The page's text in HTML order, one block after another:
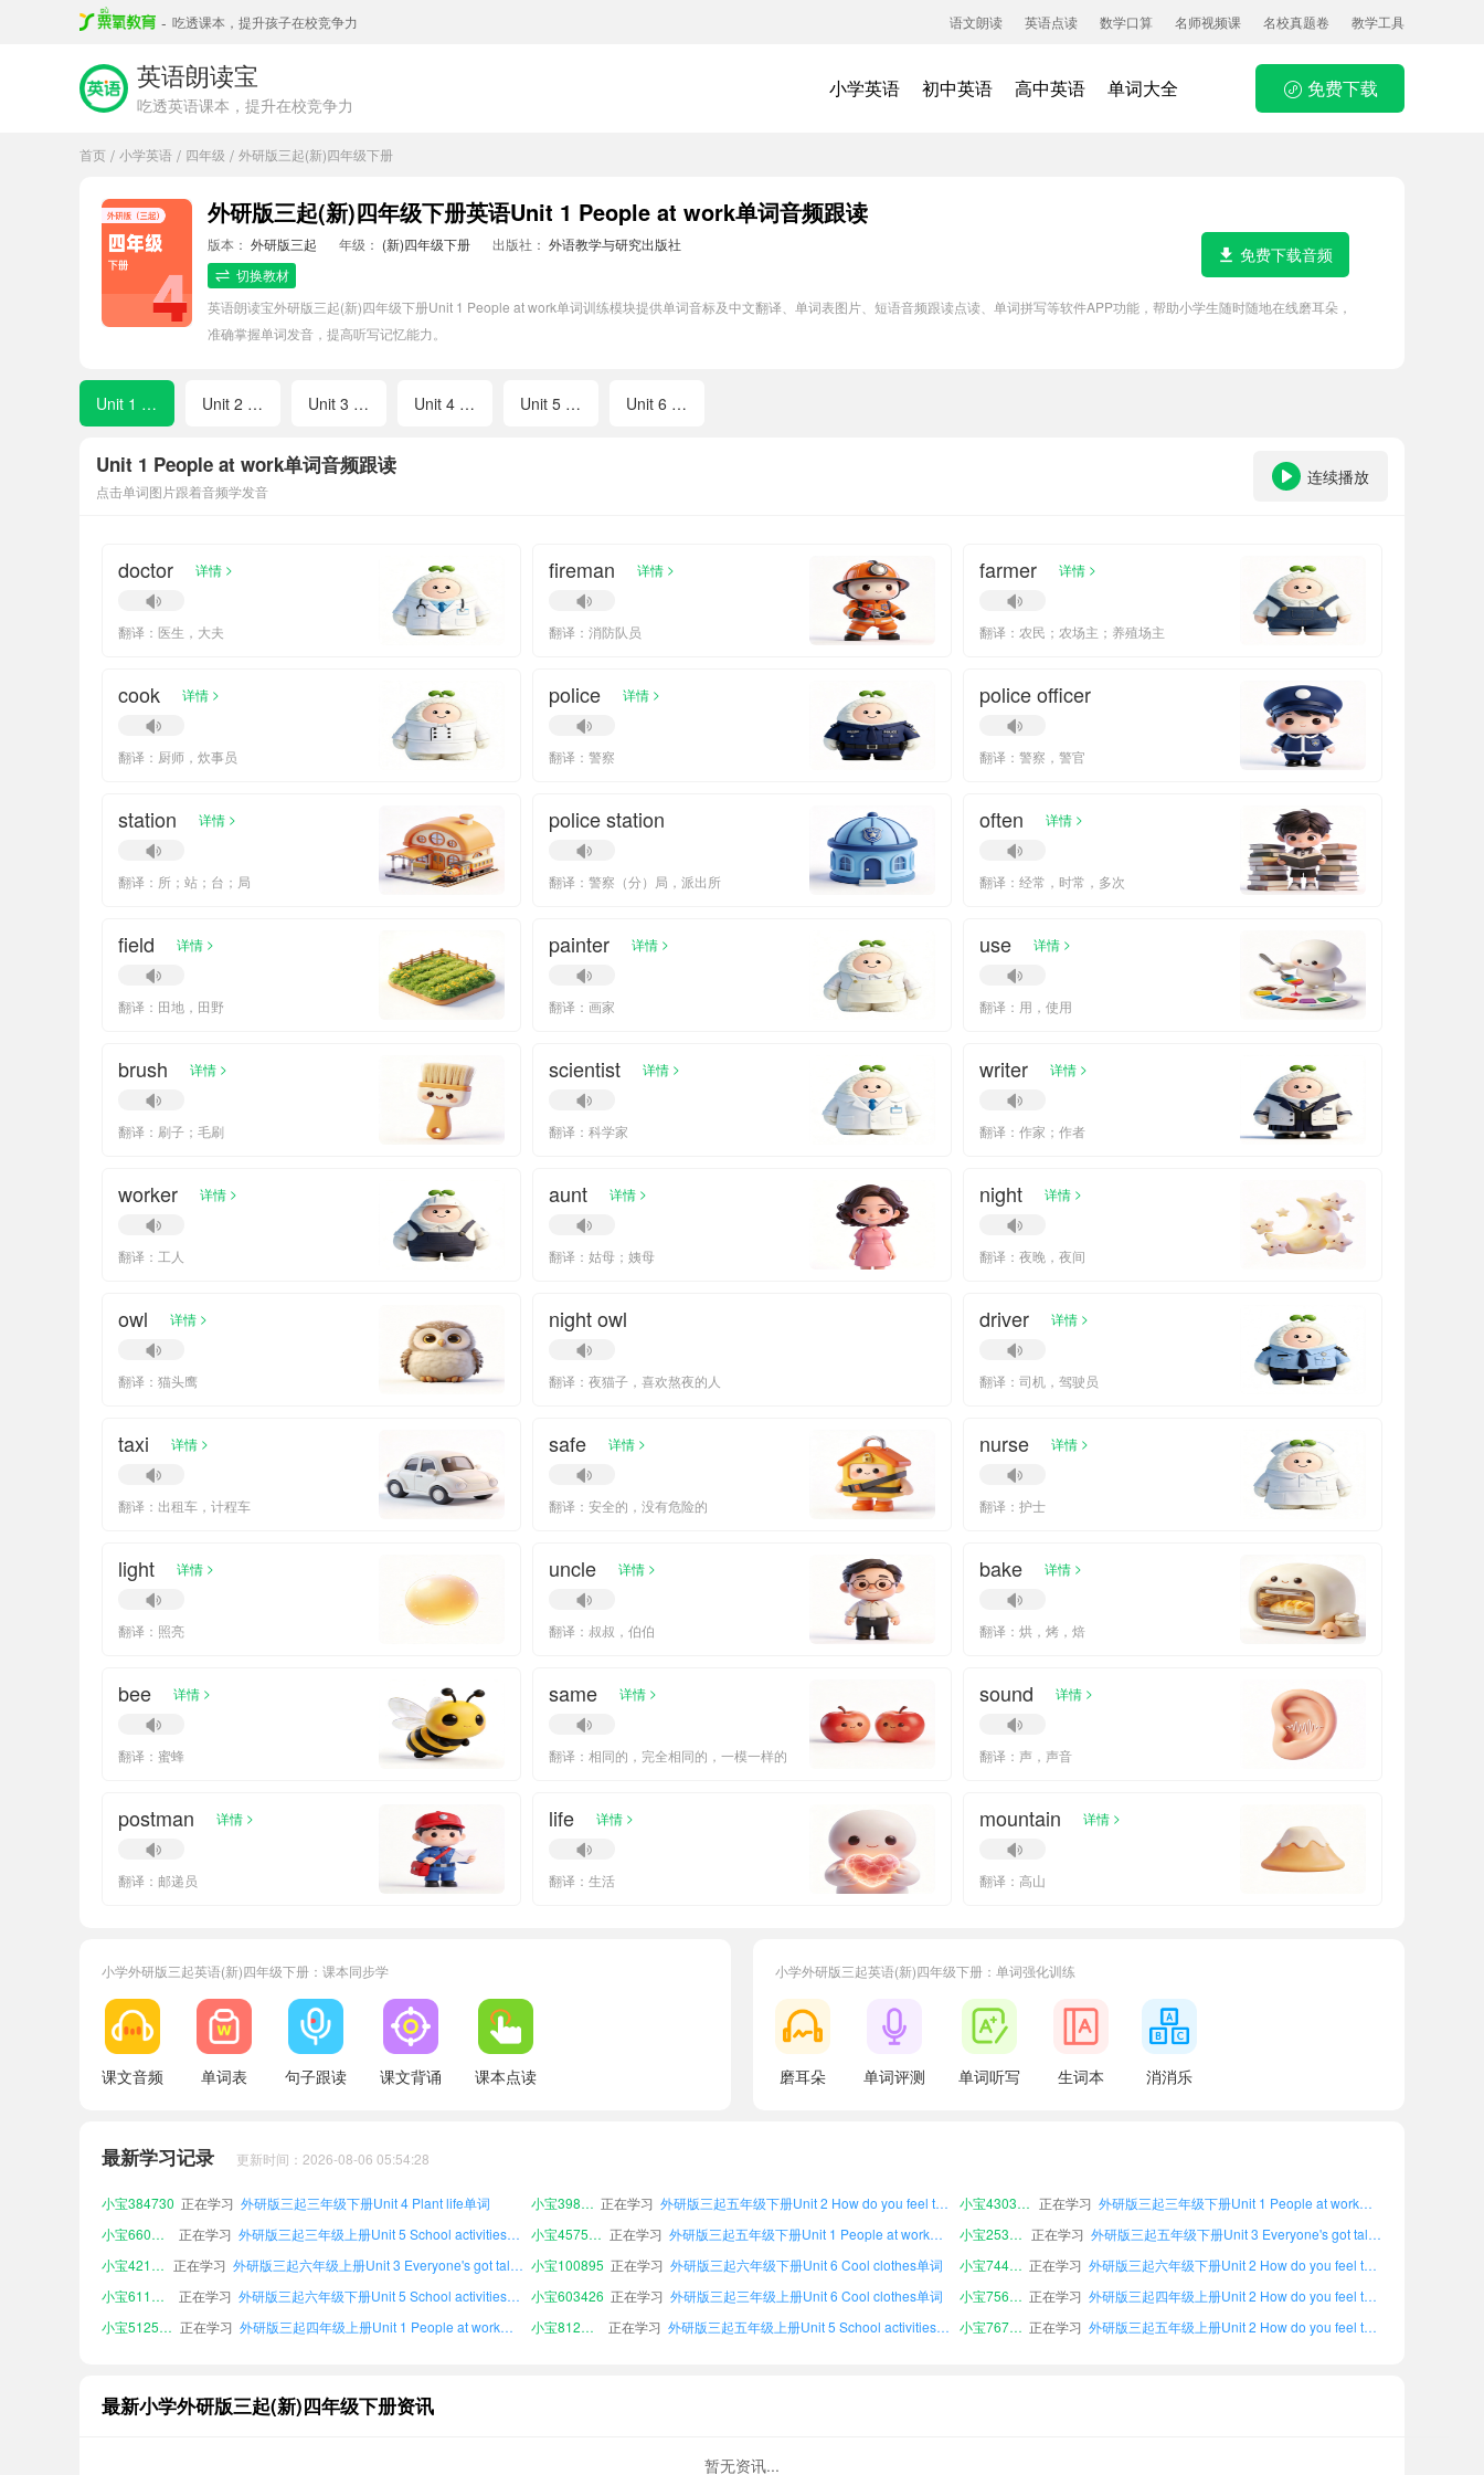
- 吃透课本，提升孩子在校竞争力 语文朗读 英语点读 数学口算 名师视频课 名校真题卷 教学工具
英语朗读宝
吃透英语课本，提升在校竞争力
小学英语 初中英语 高中英语 单词大全 免费下载
首页 / 小学英语 / 四年级 / 外研版三起(新)四年级下册
外研版三起(新)四年级下册英语Unit 1 People at work单词音频跟读
版本： 外研版三起 年级： (新)四年级下册 出版社： 外语教学与研究出版社
切换教材
英语朗读宝外研版三起(新)四年级下册Unit 1 People at work单词训练模块提供单词音标及中文翻译、单词表图片、短语音频跟读点读、单词拼写等软件APP功能，帮助小学生随时随地在线磨耳朵，
准确掌握单词发音，提高听写记忆能力。
免费下载音频
Unit 1 People at work Unit 2 How do you feel today? Unit 3 Everyone's got talent! Unit 4 Plant life Unit 5 School activities Unit 6 Cool clothes
Unit 1 People at work单词音频跟读
点击单词图片跟着音频学发音
连续播放
doctor 详情 >
翻译：医生，大夫
fireman 详情 >
翻译：消防队员
farmer 详情 >
翻译：农民；农场主；养殖场主
cook 详情 >
翻译：厨师，炊事员
police 详情 >
翻译：警察
police officer
翻译：警察，警官
station 详情 >
翻译：所；站；台；局
police station
翻译：警察（分）局，派出所
often 详情 >
翻译：经常，时常，多次
field 详情 >
翻译：田地，田野
painter 详情 >
翻译：画家
use 详情 >
翻译：用，使用
brush 详情 >
翻译：刷子；毛刷
scientist 详情 >
翻译：科学家
writer 详情 >
翻译：作家；作者
worker 详情 >
翻译：工人
aunt 详情 >
翻译：姑母；姨母
night 详情 >
翻译：夜晚，夜间
owl 详情 >
翻译：猫头鹰
night owl
翻译：夜猫子，喜欢熬夜的人
driver 详情 >
翻译：司机，驾驶员
taxi 详情 >
翻译：出租车，计程车
safe 详情 >
翻译：安全的，没有危险的
nurse 详情 >
翻译：护士
light 详情 >
翻译：照亮
uncle 详情 >
翻译：叔叔，伯伯
bake 详情 >
翻译：烘，烤，焙
bee 详情 >
翻译：蜜蜂
same 详情 >
翻译：相同的，完全相同的，一模一样的
sound 详情 >
翻译：声，声音
postman 详情 >
翻译：邮递员
life 详情 >
翻译：生活
mountain 详情 >
翻译：高山
小学外研版三起英语(新)四年级下册：课本同步学
课文音频 单词表 句子跟读 课文背诵 课本点读
小学外研版三起英语(新)四年级下册：单词强化训练
磨耳朵 单词评测 单词听写 生词本 消消乐
最新学习记录 更新时间：2026-08-06 05:54:28
小宝583000 正在学习 外研版三起三年级上册Unit 1 People at work单词 小宝751025 正在学习 外研版三起四年级上册Unit 6 Cool clothes单词
正在学习
小宝384730 正在学习 外研版三起三年级下册Unit 4 Plant life单词 小宝398570 正在学习 外研版三起五年级下册Unit 2 How do you feel today?单词 小宝430360 正在学习
外研版三起三年级下册Unit 1 People at work单词
小宝660157
正在学习 外研版三起三年级上册Unit 5 School activities单词 小宝457599 正在学习 外研版三起五年级下册Unit 1 People at work单词 小宝253033 正在学习
外研版三起五年级下册Unit 3 Everyone's got talent!单词
小宝421520 正在学习 外研版三起六年级上册Unit 3 Everyone's got talent!单词 小宝100895 正在学习 外研版三起六年级下册Unit 6 Cool clothes单词 小宝744760 正在学习
外研版三起六年级下册Unit 2 How do you feel today?单词
小宝611643
正在学习 外研版三起六年级下册Unit 5 School activities单词 小宝603426 正在学习 外研版三起三年级上册Unit 6 Cool clothes单词 小宝756166 正在学习
外研版三起四年级上册Unit 2 How do you feel today?单词
小宝512586 正在学习 外研版三起四年级上册Unit 1 People at work单词 小宝812150 正在学习 外研版三起五年级上册Unit 5 School activities单词 小宝767209 正在学习
外研版三起五年级上册Unit 2 How do you feel today?单词
小宝386657
正在学习
最新小学外研版三起(新)四年级下册资讯
暂无资讯...